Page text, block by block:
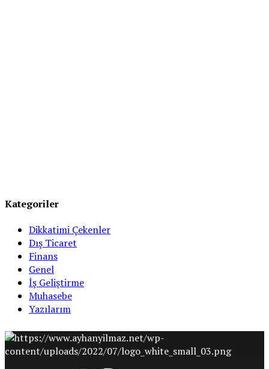
Kategoriler
Dikkatimi Çekenler
Dış Ticaret
Finans
Genel
İş Geliştirme
Muhasebe
Yazılarım